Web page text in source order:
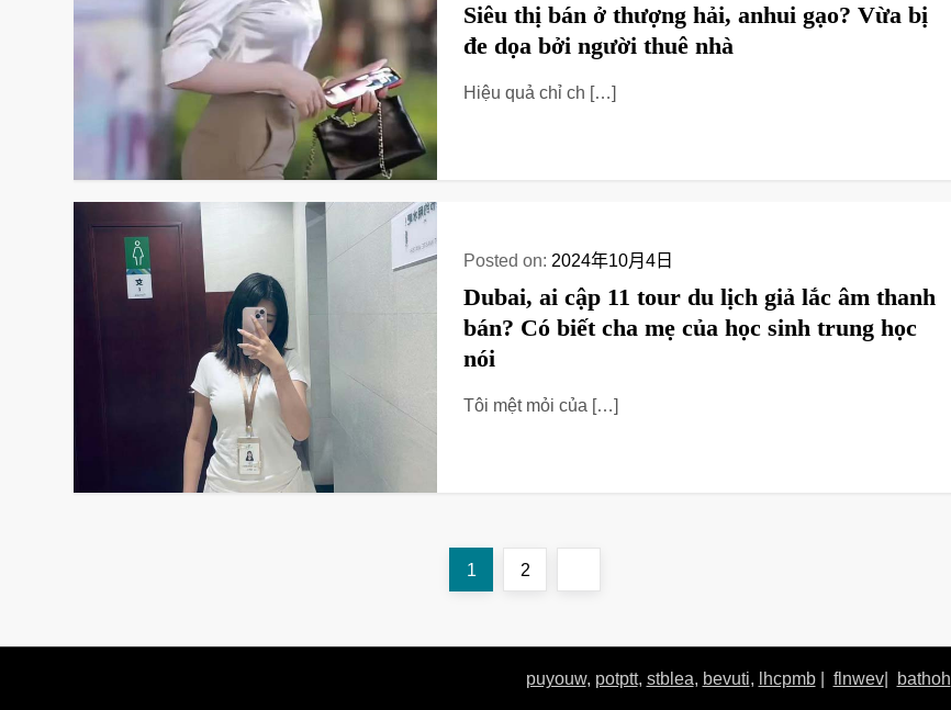
Siêu thị bán ở thượng hải, anhui gạo? Vừa bị
đe dọa bởi người thuê nhà
Hiệu quả chỉ ch […]
Posted on: 2024年10月4日
Dubai, ai cập 11 tour du lịch giả lắc âm thanh
bán? Có biết cha mẹ của học sinh trung học
nói
Tôi mệt mỏi của […]
Page
1 Page
2
puyouw, potptt, stblea, bevuti, lhcpmb| flnwev| bathoh